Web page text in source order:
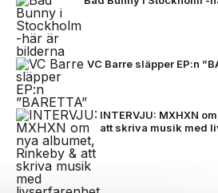
VC Barre släpper EP:n
INTERVJU: MXHXN
att skriva musik med